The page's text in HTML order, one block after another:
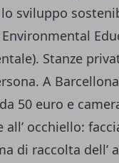
sviluppo
Stanze
A
50 euro e
occhiello:
di raccolta dell’